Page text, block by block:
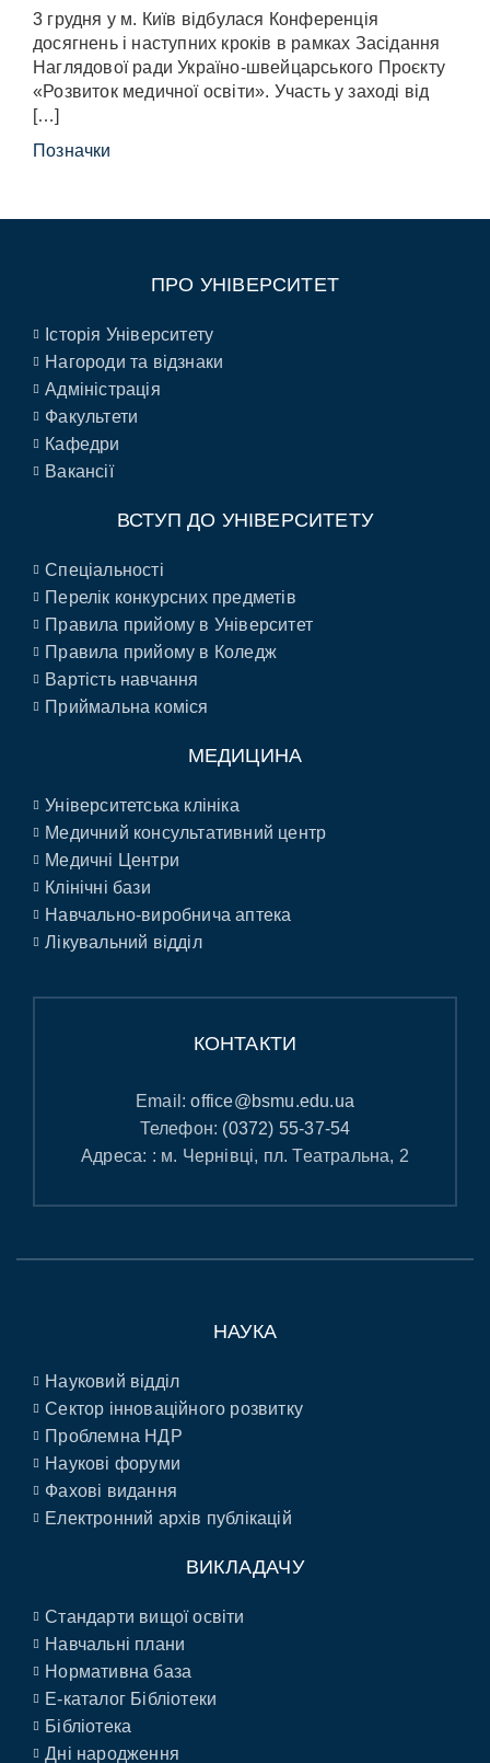
3 грудня у м. Київ відбулася Конференція
досягнень і наступних кроків в рамках Засідання
Наглядової ради Україно-швейцарського Проєкту
«Розвиток медичної освіти». Участь у заході від
[…]
Позначки
ПРО УНІВЕРСИТЕТ
Історія Університету
Нагороди та відзнаки
Адміністрація
Факультети
Кафедри
Вакансії
ВСТУП ДО УНІВЕРСИТЕТУ
Спеціальності
Перелік конкурсних предметів
Правила прийому в Університет
Правила прийому в Коледж
Вартість навчання
Приймальна коміся
МЕДИЦИНА
Університетська клініка
Медичний консультативний центр
Медичні Центри
Клінічні бази
Навчально-виробнича аптека
Лікувальний відділ
КОНТАКТИ
Email:office@bsmu.edu.ua
Телефон: (0372) 55-37-54
Адреса: : м. Чернівці, пл. Театральна, 2
НАУКА
Науковий відділ
Сектор інноваційного розвитку
Проблемна НДР
Наукові форуми
Фахові видання
Електронний архів публікацій
ВИКЛАДАЧУ
Стандарти вищої освіти
Навчальні плани
Нормативна база
E-каталог Бібліотеки
Бібліотека
Дні народження